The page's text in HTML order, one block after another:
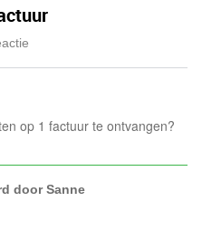
op 1 factuur te ontvangen?
doorSanne